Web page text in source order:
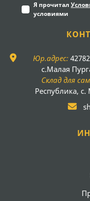
Я прочитал
условиями
Юр.адрес:
с.Малая
Склад для
Республика,